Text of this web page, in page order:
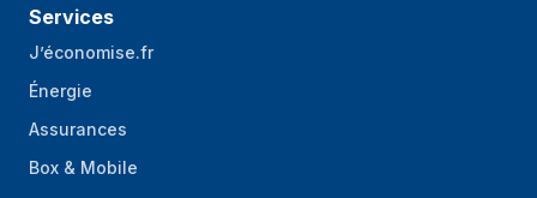
Services
J’économise.fr
Énergie
Assurances
Box & Mobile